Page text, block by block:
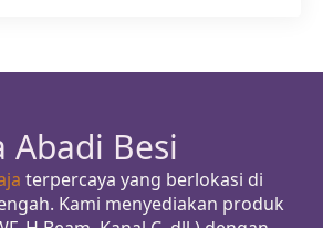
Abadi Besi
terpercaya yang berlokasi di
Kami menyediakan produk